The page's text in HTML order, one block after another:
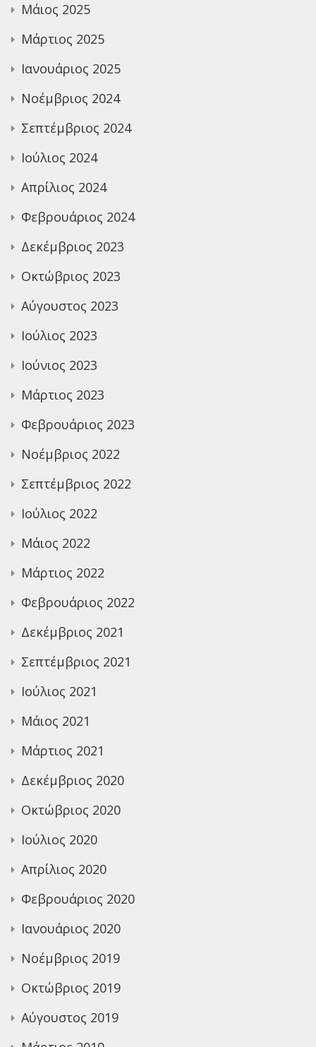
Μάιος 2025
Μάρτιος 2025
Ιανουάριος 2025
Νοέμβριος 2024
Σεπτέμβριος 2024
Ιούλιος 2024
Απρίλιος 2024
Φεβρουάριος 2024
Δεκέμβριος 2023
Οκτώβριος 2023
Αύγουστος 2023
Ιούλιος 2023
Ιούνιος 2023
Μάρτιος 2023
Φεβρουάριος 2023
Νοέμβριος 2022
Σεπτέμβριος 2022
Ιούλιος 2022
Μάιος 2022
Μάρτιος 2022
Φεβρουάριος 2022
Δεκέμβριος 2021
Σεπτέμβριος 2021
Ιούλιος 2021
Μάιος 2021
Μάρτιος 2021
Δεκέμβριος 2020
Οκτώβριος 2020
Ιούλιος 2020
Απρίλιος 2020
Φεβρουάριος 2020
Ιανουάριος 2020
Νοέμβριος 2019
Οκτώβριος 2019
Αύγουστος 2019